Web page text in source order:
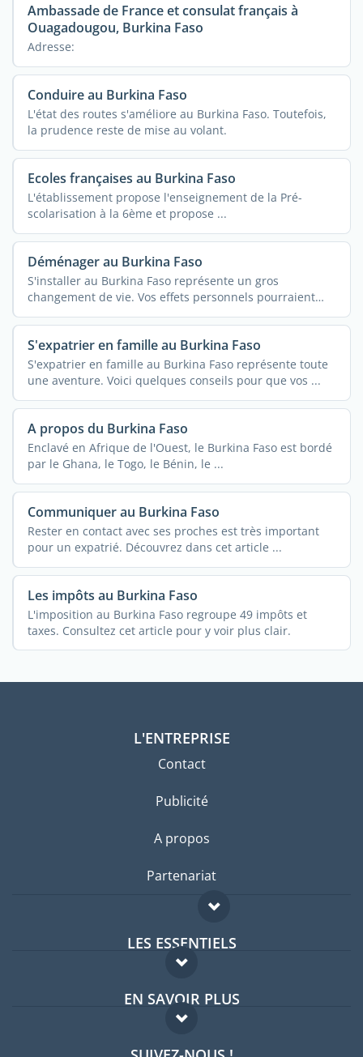
Ambassade de France et consulat français à
Ouagadougou, Burkina Faso
Adresse:
Conduire au Burkina Faso
L'état des routes s'améliore au Burkina Faso. Toutefois,
la prudence reste de mise au volant.
Ecoles françaises au Burkina Faso
L'établissement propose l'enseignement de la Pré-
scolarisation à la 6ème et propose ...
Déménager au Burkina Faso
S'installer au Burkina Faso représente un gros
changement de vie. Vos effets personnels pourraient
vous ...
S'expatrier en famille au Burkina Faso
S'expatrier en famille au Burkina Faso représente toute
une aventure. Voici quelques conseils pour que vos ...
A propos du Burkina Faso
Enclavé en Afrique de l'Ouest, le Burkina Faso est bordé
par le Ghana, le Togo, le Bénin, le ...
Communiquer au Burkina Faso
Rester en contact avec ses proches est très important
pour un expatrié. Découvrez dans cet article ...
Les impôts au Burkina Faso
L'imposition au Burkina Faso regroupe 49 impôts et
taxes. Consultez cet article pour y voir plus clair.
L'ENTREPRISE
Contact
Publicité
A propos
Partenariat
LES ESSENTIELS
Forum expatriés
Guides pays
EN SAVOIR PLUS
FAQ